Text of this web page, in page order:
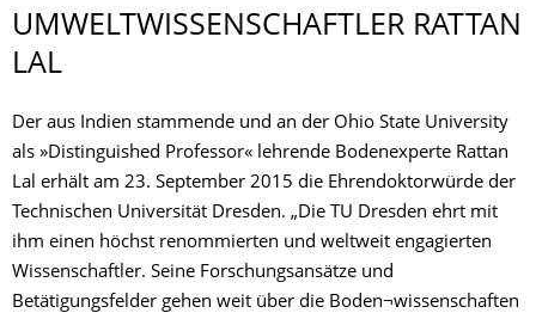
UMWELTWISSEN­SCHAFTLER RATTAN
LAL
Der aus Indien stammende und an der Ohio State University
als »Distinguished Professor« lehrende Bodenexperte Rattan
Lal erhält am 23. September 2015 die Ehrendoktorwürde der
Technischen Universität Dresden. „Die TU Dresden ehrt mit
ihm einen höchst renommierten und weltweit engagierten
Wissenschaftler. Seine Forschungsansätze und
Betätigungsfelder gehen weit über die Boden¬wissenschaften